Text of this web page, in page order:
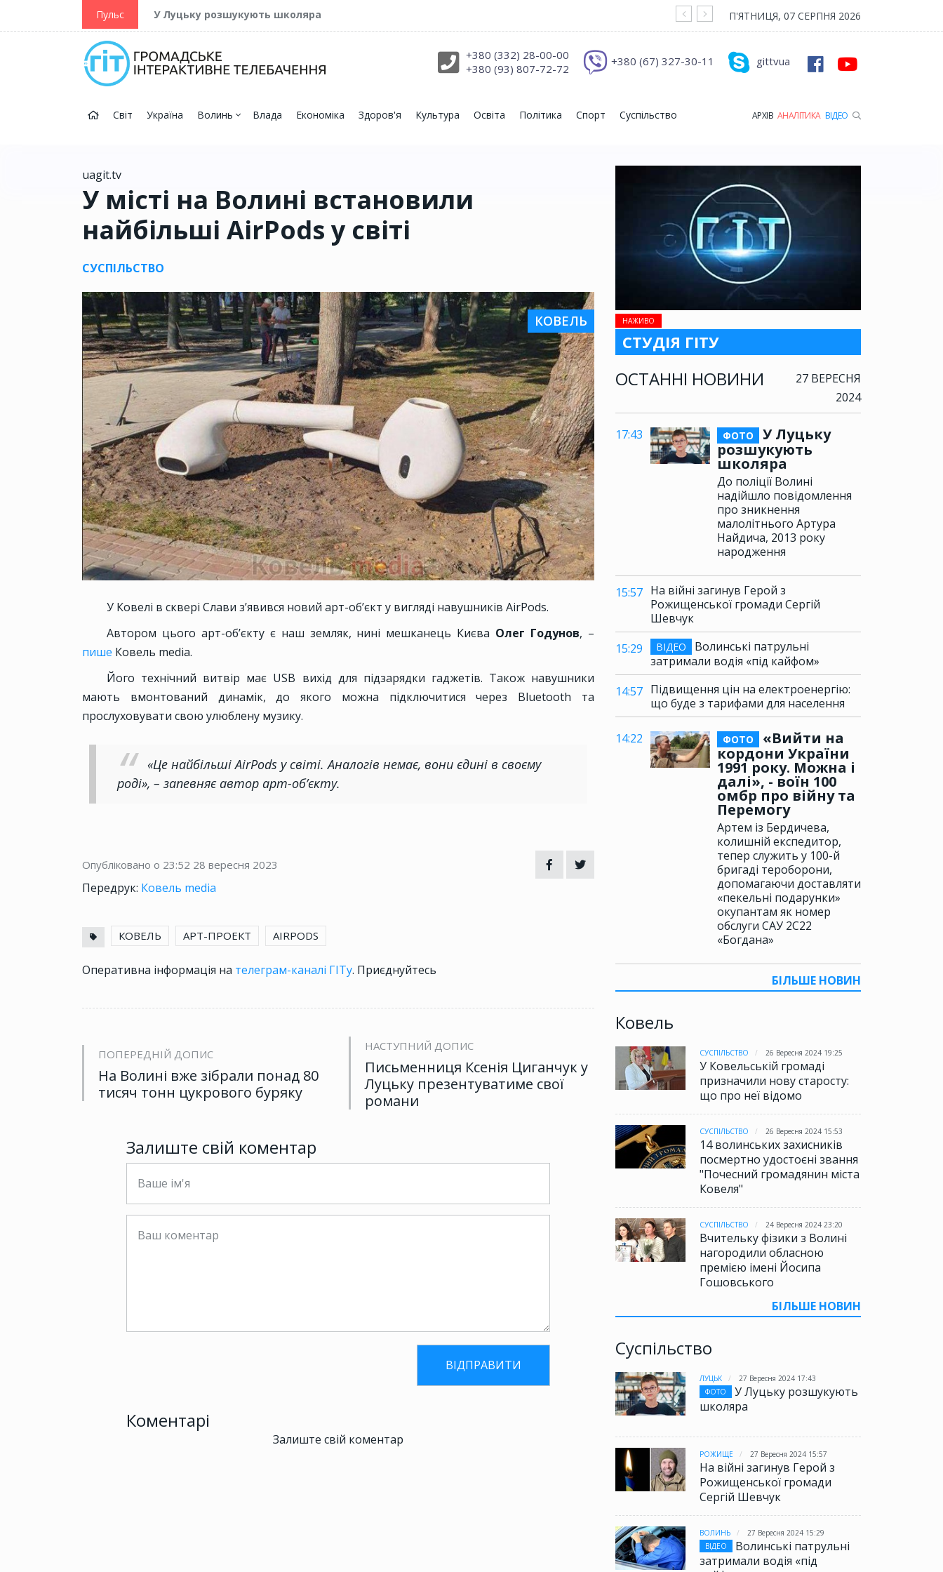
Пульс У Луцьку розшукують школяра На війні загинув Герой з Рожищенської
П'ЯТНИЦЯ, 07 СЕРПНЯ 2026
gittvua
+380 (67) 327-30-11
+380 (332) 28-00-00
+380 (93) 807-72-72
Світ Україна Волинь Влада Економіка Здоров'я Культура Освіта Політика Спорт Суспільство АРХІВ АНАЛІТИКА ВІДЕО
НАЖИВО
СТУДІЯ ГІТУ
ОСТАННІ НОВИНИ
27 ВЕРЕСНЯ
2024
17:43 ФОТО
У Луцьку
розшукують
школяра
До поліції Волині
надійшло повідомлення
про зникнення
малолітнього Артура
Найдича, 2013 року
народження
15:57 На війні загинув Герой з
Рожищенської громади Сергій
Шевчук
15:29
ВІДЕО
Волинські патрульні
затримали водія «під кайфом»
14:57 Підвищення цін на електроенергію:
що буде з тарифами для населення
14:22 ФОТО
«Вийти на
кордони України
1991 року. Можна і
далі», - воїн 100
омбр про війну та
Перемогу
Артем із Бердичева,
колишній експедитор,
тепер служить у 100-й
бригаді тероборони,
допомагаючи доставляти
«пекельні подарунки»
окупантам як номер
обслуги САУ 2С22
«Богдана»
БІЛЬШЕ НОВИН
Ковель
СУСПІЛЬСТВО 26 Вересня 2024 19:25
У Ковельській громаді
призначили нову старосту:
що про неї відомо
СУСПІЛЬСТВО 26 Вересня 2024 15:53
14 волинських захисників
посмертно удостоєні звання
"Почесний громадянин міста
Ковеля"
СУСПІЛЬСТВО 24 Вересня 2024 23:20
Вчительку фізики з Волині
нагородили обласною
премією імені Йосипа
Гошовського
БІЛЬШЕ НОВИН
Суспільство
ЛУЦЬК
27 Вересня 2024 17:43
ФОТО
У Луцьку розшукують
школяра
РОЖИЩЕ 27 Вересня 2024 15:57
На війні загинув Герой з
Рожищенської громади
Сергій Шевчук
ВОЛИНЬ
27 Вересня 2024 15:29
ВІДЕО
Волинські патрульні
затримали водія «під
uagit.tv
У місті на Волині встановили
найбільші AirPods у світі
СУСПІЛЬСТВО
КОВЕЛЬ
У Ковелі в сквері Слави з’явився новий арт-об’єкт у вигляді навушників AirPods.
Автором цього арт-об’єкту є наш земляк, нині мешканець Києва Олег Годунов, –
пише Ковель media.
Його технічний витвір має USB вихід для підзарядки гаджетів. Також навушники
мають вмонтований динамік, до якого можна підключитися через Bluetooth та
прослуховувати свою улюблену музику.
«Це найбільші AirPods у світі. Аналогів немає, вони єдині в своєму
роді», – запевняє автор арт-об’єкту.
Опубліковано о 23:52 28 вересня 2023
Передрук: Ковель media
КОВЕЛЬ АРТ-ПРОЕКТ AIRPODS
Оперативна інформація на телеграм-каналі ГІТу. Приєднуйтесь
ПОПЕРЕДНІЙ ДОПИС
На Волині вже зібрали понад 80
тисяч тонн цукрового буряку
НАСТУПНИЙ ДОПИС
Письменниця Ксенія Циганчук у
Луцьку презентуватиме свої
романи
Залиште свій коментар
Коментарі
Залиште свій коментар